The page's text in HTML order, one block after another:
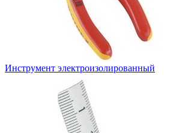
Инструмент электроизолированный